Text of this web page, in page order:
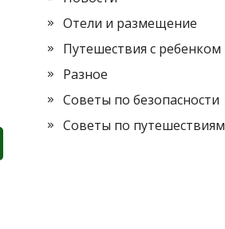
Отели и размещение
Путешествия с ребенком
Разное
Советы по безопасности
Советы по путешествиям